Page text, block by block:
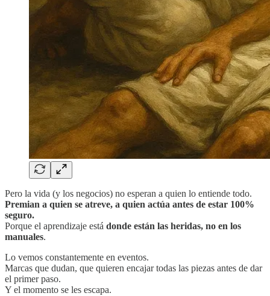
Pero la vida (y los negocios) no esperan a quien lo entiende todo.
Premian a quien se atreve, a quien actúa antes de estar 100%
seguro.
Porque el aprendizaje está donde están las heridas, no en los
manuales.
Lo vemos constantemente en eventos.
Marcas que dudan, que quieren encajar todas las piezas antes de dar
el primer paso.
Y el momento se les escapa.